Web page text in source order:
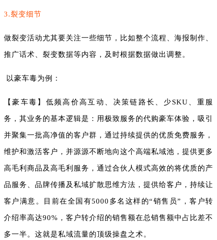
3.裂变细节
做裂变活动尤其要关注一些细节，比如整个流程、海报制作、
推广话术、裂变数据等内容，及时根据数据做出调整。
以豪车毒为例：
【豪车毒】低频高价高互动、决策链路长、少SKU、重服
务，其业务的基本逻辑是：用极致服务的代购豪车体验，吸引
并聚集一批高净值的客户群，通过持续提供的优质免费服务，
维护和激活客户，并源源不断地向这个高端私域池，提供更多
高毛利商品及高毛利服务，通过合伙人模式高效的将优质的产
品服务、品牌传播及私域扩散思维方法，提供给客户，持续让
客户满意。目前在全国有5000多名这样的“销售员”，客户转
介绍率高达90%，客户转介绍的销售额在总销售额中占比差不
多一半。这就是私域流量的顶级操盘之术。